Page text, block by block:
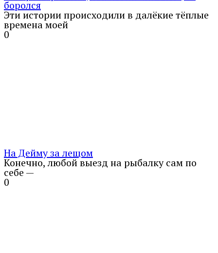
боролся
Эти истории происходили в далёкие тёплые
времена моей
0
На Дейму за лещом
Конечно, любой выезд на рыбалку сам по
себе —
0